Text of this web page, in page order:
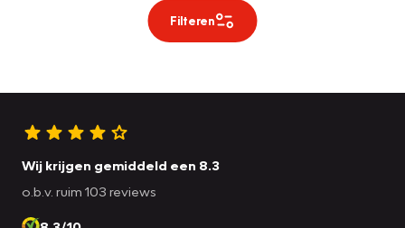
Filteren
Wij krijgen gemiddeld een 8.3
o.b.v. ruim 103 reviews